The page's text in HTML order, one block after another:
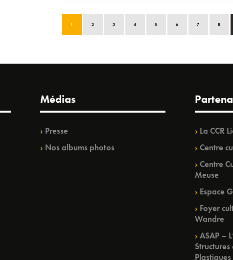
1 2 3 4 5 6 7 8
Médias
Presse
Nos albums photos
La CCR
Centre
Centre
Meuse
Espace
Foyer
Wandre
ASAP –
Structures
Plastiques